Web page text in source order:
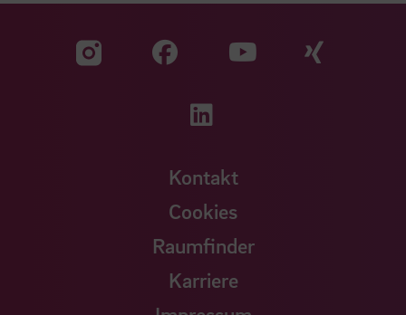
Zu unserer Facebook
Zu
Zu unserer
Kontakt
Cookies
Raumfinder
Karriere